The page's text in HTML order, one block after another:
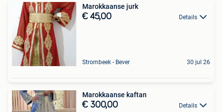
Marokkaanse jurk
€ 45,00 Details
Strombeek - Bever 30 jul 26
Marokkaanse kaftan
€ 300,00 Details